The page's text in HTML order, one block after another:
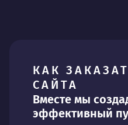
КАК
САЙТА
Вместе мы
эффективный